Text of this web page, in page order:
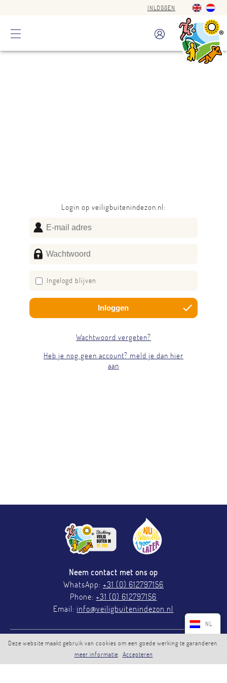
INLOGGEN
Login op veiligbuitenindezon.nl:
Ingelogd blijven
Wachtwoord vergeten?
Heb je nog geen account? meld je dan hier
aan
Neem contact met ons op
WhatsApp: +31 (0) 612797156
Phone:+31 (0) 612797156
Email: info@veiligbuitenindezon.nl
Ongelooflijk fijn als u ons volgt en berichten deelt. Zo
genereren we samen bewustwording
NL
EN
Deze website maakt gebruik van cookies om een goede werking te garanderen,
meer informatie. Accepteren